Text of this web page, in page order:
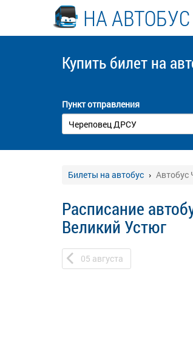
НА АВТОБУС
Купить билет на
Пункт отправления
Билеты на автобус Автобус
Расписание
Великий Устюг
05 августа